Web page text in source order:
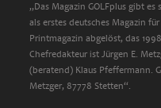
„Das Magazin GOLFplus gibt
als erstes deutsches Magazin
Printmagazin abgelöst, das
Chefredakteur ist Jürgen E.
(beratend) Klaus Pfeffermann.
Metzger, 87778 Stetten“.